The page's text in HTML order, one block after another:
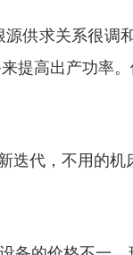
供求关系很
提高出产功率
迭代，不用的